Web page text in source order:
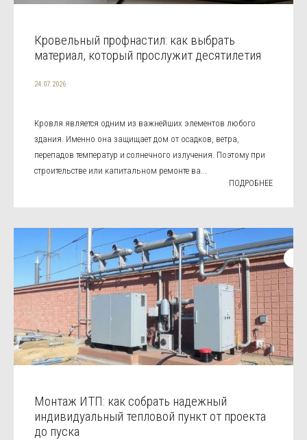
Кровельный профнастил: как выбрать
материал, который прослужит десятилетия
24.07.2026
Кровля является одним из важнейших элементов любого
здания. Именно она защищает дом от осадков, ветра,
перепадов температур и солнечного излучения. Поэтому при
строительстве или капитальном ремонте ва...
ПОДРОБНЕЕ
Монтаж ИТП: как собрать надежный
индивидуальный тепловой пункт от проекта
до пуска